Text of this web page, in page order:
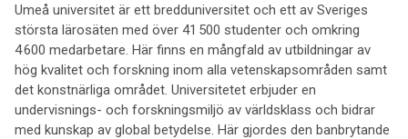
Umeå universitet är ett bredduniversitet och ett av Sveriges
största lärosäten med över 41 500 studenter och omkring
4 600 medarbetare. Här finns en mångfald av utbildningar av
hög kvalitet och forskning inom alla vetenskapsområden samt
det konstnärliga området. Universitetet erbjuder en
undervisnings- och forskningsmiljö av världsklass och bidrar
med kunskap av global betydelse. Här gjordes den banbrytande